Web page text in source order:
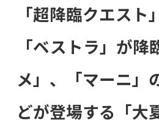
「超降臨クエスト
「ベストラ」が降
メ」、「マーニ」
どが登場する「大